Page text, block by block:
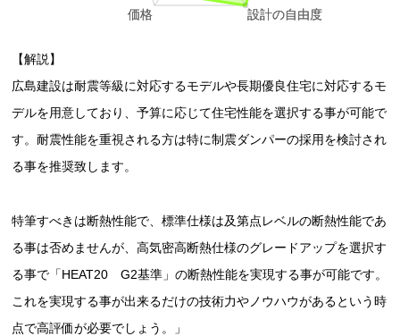
【解説】
広島建設は耐震等級に対応するモデルや長期優良住宅に対応するモ
デルを用意しており、予算に応じて住宅性能を選択する事が可能で
す。耐震性能を重視される方は特に制震ダンパーの採用を検討され
る事を推奨致します。
特筆すべきは断熱性能で、標準仕様は及第点レベルの断熱性能であ
る事は否めませんが、高気密高断熱仕様のグレードアップを選択す
る事で「HEAT20 G2基準」の断熱性能を実現する事が可能です。
これを実現する事が出来るだけの技術力やノウハウがあるという時
点で高評価が必要でしょう。」